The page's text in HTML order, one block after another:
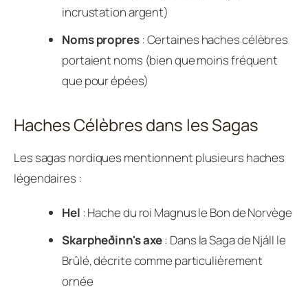
incrustation argent)
Noms propres: Certaines haches célèbres
portaient noms (bien que moins fréquent
que pour épées)
Haches Célèbres dans les Sagas
Les sagas nordiques mentionnent plusieurs haches
légendaires :
Hel : Hache du roi Magnus le Bon de Norvège
Skarpheðinn's axe: Dans la Saga de Njáll le
Brûlé, décrite comme particulièrement
ornée